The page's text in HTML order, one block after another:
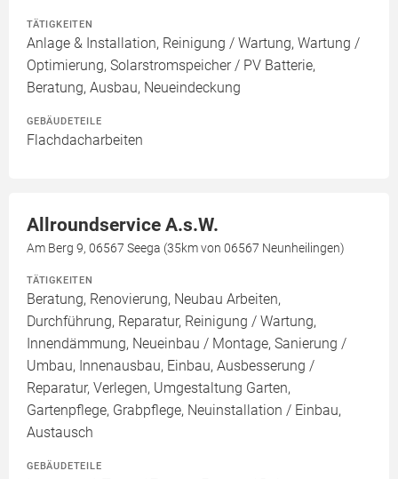
TÄTIGKEITEN
Anlage & Installation, Reinigung / Wartung, Wartung /
Optimierung, Solarstromspeicher / PV Batterie,
Beratung, Ausbau, Neueindeckung
GEBÄUDETEILE
Flachdacharbeiten
Allroundservice A.s.W.
Am Berg 9, 06567 Seega (35km von 06567 Neunheilingen)
TÄTIGKEITEN
Beratung, Renovierung, Neubau Arbeiten,
Durchführung, Reparatur, Reinigung / Wartung,
Innendämmung, Neueinbau / Montage, Sanierung /
Umbau, Innenausbau, Einbau, Ausbesserung /
Reparatur, Verlegen, Umgestaltung Garten,
Gartenpflege, Grabpflege, Neuinstallation / Einbau,
Austausch
GEBÄUDETEILE